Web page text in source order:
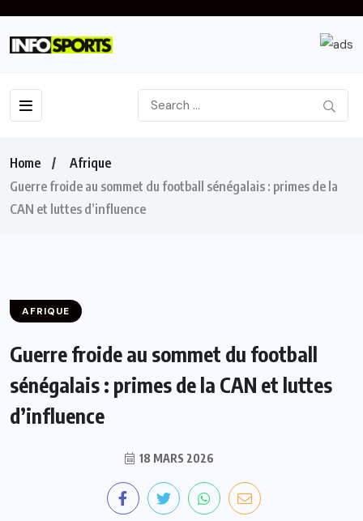
Home
Afrique
Guerre froide au sommet du football sénégalais : primes de la
CAN et luttes d’influence
AFRIQUE
Guerre froide au sommet du football
sénégalais : primes de la CAN et luttes
d’influence
18 MARS 2026